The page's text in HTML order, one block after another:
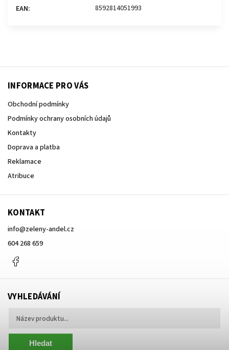
EAN: 8592814051993
INFORMACE PRO VÁS
Obchodní podmínky
Podmínky ochrany osobních údajů
Kontakty
Doprava a platba
Reklamace
Atribuce
KONTAKT
info@zeleny-andel.cz
604 268 659
VYHLEDÁVÁNÍ
Hledat